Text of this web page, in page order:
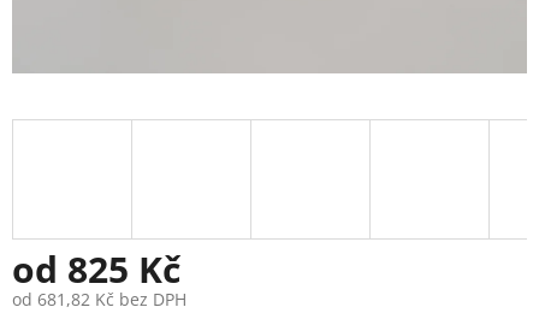
od 825 Kč
od 681,82 Kč bez DPH